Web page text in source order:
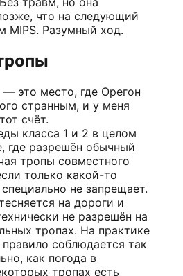
что на следующий
MIPS. Разумный ход.
это место, где Орегон
странным, и у меня
счёт.
класса 1 и 2 в целом
где разрешён обычный
тропы совместного
только какой-то
не запрещает.
на дороги и
не разрешён на
тропах. На практике
соблюдается так
как погода в
тропах есть